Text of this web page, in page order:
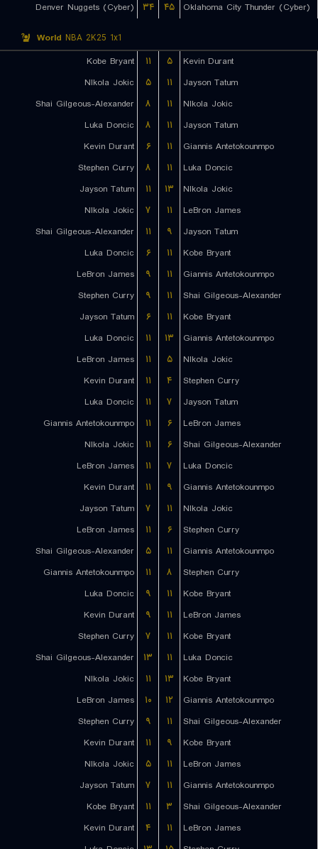
Denver Nuggets (Cyber)
۳۴ ۴۵ Oklahoma City Thunder (Cyber)
World NBA 2K25 1x1
Kobe Bryant
۱۱ ۵
Kevin Durant
NIkola Jokic
۵ ۱۱
Jayson Tatum
Shai Gilgeous-Alexander
۸ ۱۱
NIkola Jokic
Luka Doncic
۸ ۱۱
Jayson Tatum
Kevin Durant
۶ ۱۱
Giannis Antetokounmpo
Stephen Curry
۸ ۱۱
Luka Doncic
Jayson Tatum
۱۱ ۱۳
NIkola Jokic
NIkola Jokic
۷ ۱۱
LeBron James
Shai Gilgeous-Alexander
۱۱ ۹
Jayson Tatum
Luka Doncic
۶ ۱۱
Kobe Bryant
LeBron James
۹ ۱۱
Giannis Antetokounmpo
Stephen Curry
۹ ۱۱
Shai Gilgeous-Alexander
Jayson Tatum
۶ ۱۱
Kobe Bryant
Luka Doncic
۱۱ ۱۳
Giannis Antetokounmpo
LeBron James
۱۱ ۵
NIkola Jokic
Kevin Durant
۱۱ ۴
Stephen Curry
Luka Doncic
۱۱ ۷
Jayson Tatum
Giannis Antetokounmpo
۱۱ ۶
LeBron James
NIkola Jokic
۱۱ ۶
Shai Gilgeous-Alexander
LeBron James
۱۱ ۷
Luka Doncic
Kevin Durant
۱۱ ۹
Giannis Antetokounmpo
Jayson Tatum
۷ ۱۱
NIkola Jokic
LeBron James
۱۱ ۶
Stephen Curry
Shai Gilgeous-Alexander
۵ ۱۱
Giannis Antetokounmpo
Giannis Antetokounmpo
۱۱ ۸
Stephen Curry
Luka Doncic
۹ ۱۱
Kobe Bryant
Kevin Durant
۹ ۱۱
LeBron James
Stephen Curry
۷ ۱۱
Kobe Bryant
Shai Gilgeous-Alexander
۱۳ ۱۱
Luka Doncic
NIkola Jokic
۱۱ ۱۳
Kobe Bryant
LeBron James
۱۰ ۱۲
Giannis Antetokounmpo
Stephen Curry
۹ ۱۱
Shai Gilgeous-Alexander
Kevin Durant
۱۱ ۹
Kobe Bryant
NIkola Jokic
۵ ۱۱
LeBron James
Jayson Tatum
۷ ۱۱
Giannis Antetokounmpo
Kobe Bryant
۱۱ ۳
Shai Gilgeous-Alexander
Kevin Durant
۴ ۱۱
LeBron James